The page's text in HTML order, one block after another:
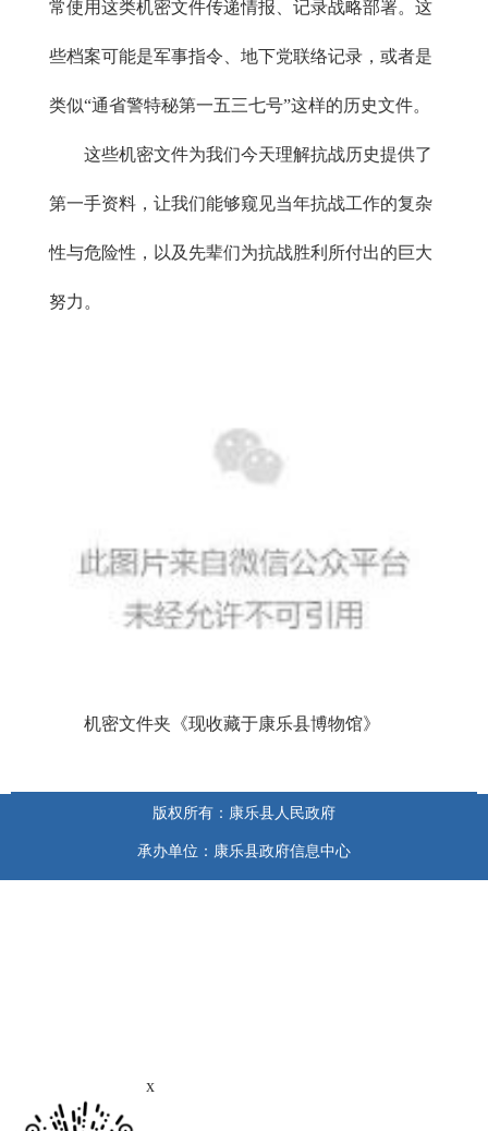
常使用这类机密文件传递情报、记录战略部署。这
些档案可能是军事指令、地下党联络记录，或者是
类似“通省警特秘第一五三七号”这样的历史文件。
这些机密文件为我们今天理解抗战历史提供了
第一手资料，让我们能够窥见当年抗战工作的复杂
性与危险性，以及先辈们为抗战胜利所付出的巨大
努力。
机密文件夹《现收藏于康乐县博物馆》
版权所有：康乐县人民政府
承办单位：康乐县政府信息中心
x